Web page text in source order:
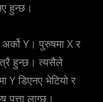
हुन्छ।
Y। पुरुषमा X र
हुन्छ। त्यसैले
Y डिएनए भेटियो र
पत्ता लाग्छ।